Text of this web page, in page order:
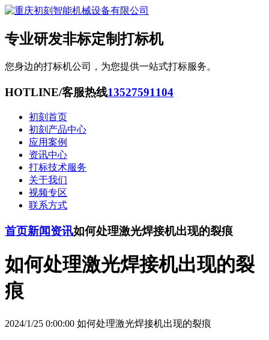
专业研发非标定制打标机
您身边的打标机公司，为您提供一站式打标服务。
HOTLINE/客服热线13527591104
初刻首页
初刻产品中心
应用案例
资讯中心
打标技术服务
关于我们
视频专区
联系方式
首页新闻资讯如何处理激光焊接机出现的裂痕
如何处理激光焊接机出现的裂
痕
2024/1/25 0:00:00 如何处理激光焊接机出现的裂痕